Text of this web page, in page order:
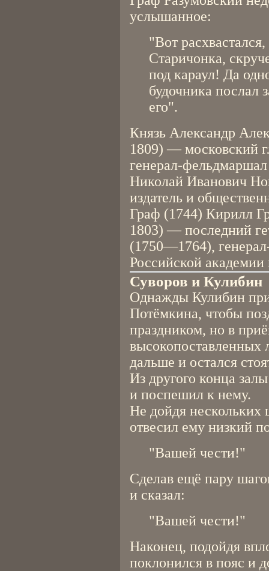
услышанное:
"Вот расхвастался,
Старичонка,
под караул! Да
будочника послал
его".
Князь Александр
1809) — московский
генерал-
Николай Иванович
издатель и
Граф (1744) Кирилл
1803) — последний
(1750—1764),
Российской
Суворов и Кулибин
Однажды Кулибин
Потёмкина, чтобы
праздником, но в
высокопоставленных
дальше и остался
Из другого конца
и поспешил к нему.
Не дойдя нескольких
отвесил ему низкий
"Вашей чести!"
Сделав ещё пару
и сказал:
"Вашей чести!"
Наконец, подойдя
поклонился в пояс и